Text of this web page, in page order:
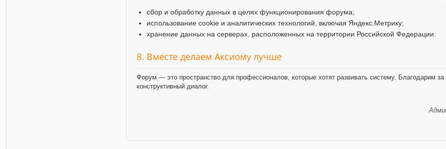
сбор и обработку данных в целях функционирования форума;
использование cookie и аналитических технологий, включая Яндекс.Метрику;
хранение данных на серверах, расположенных на территории Российской Федерации.
8. Вместе делаем Аксиому лучше
Форум — это пространство для профессионалов, которые хотят развивать систему. Благодарим
конструктивный диалог.